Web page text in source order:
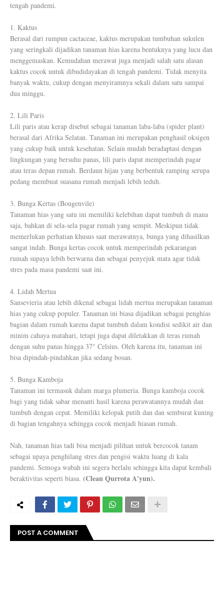
tengah pandemi.
1. Kaktus
Berasal dari rumpun cactaceae, kaktus merupakan tumbuhan sukulen
yang seringkali dijadikan tanaman hias karena bentuknya yang lucu dan
menggemaskan. Kemudahan merawat juga menjadi salah satu alasan
kaktus cocok untuk dibudidayakan di tengah pandemi. Tidak menyita
banyak waktu, cukup dengan menyiramnya sekali dalam satu sampai
dua minggu.
2. Lili Paris
Lili paris atau kerap disebut sebagai tanaman laba-laba (spider plant)
berasal dari Afrika Selatan. Tanaman ini merupakan penghasil oksigen
yang cukup baik untuk kesehatan. Selain mudah beradaptasi dengan
lingkungan yang bersuhu panas, lili paris dapat memperindah pagar
atau teras depan rumah. Berdaun hijau yang berbentuk ramping serupa
pedang membuat suasana rumah menjadi lebih teduh.
3. Bunga Kertas (Bougenvile)
Tanaman hias yang satu ini memiliki kelebihan dapat tumbuh di mana
saja, bahkan di sela-sela pagar rumah yang sempit. Meskipun tidak
memerlukan perhatian khusus saat merawatnya, bunga yang dihasilkan
sangat indah. Bunga kertas cocok untuk memperindah pekarangan
rumah supaya lebih berwarna dan sebagai penyejuk mata agar tidak
stres pada masa pandemi saat ini.
4. Lidah Mertua
Sansevieria atau lebih dikenal sebagai lidah mertua merupakan tanaman
hias yang cukup populer. Tanaman ini biasa dijadikan sebagai penghias
bagian dalam rumah karena dapat tumbuh dalam kondisi sedikit air dan
minim cahaya matahari, tetapi juga dapat diletakkan di teras rumah
dengan suhu panas hingga 37° Celsius. Oleh karena itu, tanaman ini
bisa dipindah-pindahkan jika sedang bosan.
5. Bunga Kamboja
Tanaman ini termasuk dalam marga plumeria. Bunga kamboja cocok
bagi yang tidak sabar menanti hasil karena perawatannya mudah dan
tumbuh dengan cepat. Memiliki kelopak putih dan dan semburat kuning
di bagian tengahnya sehingga cocok menjadi hiasan rumah.
Nah, tanaman hias tadi bisa menjadi pilihan untuk bercocok tanam
sebagai upaya penghilang stres dan pengisi waktu luang di kala
pandemi. Semoga wabah ini segera berlalu sehingga kita dapat kembali
beraktivitas seperti biasa. (Clean Qurrota A'yun).
POST A COMMENT